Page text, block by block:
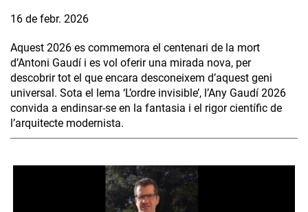
16 de febr. 2026
Aquest 2026 es commemora el centenari de la mort
d’Antoni Gaudí i es vol oferir una mirada nova, per
descobrir tot el que encara desconeixem d’aquest geni
universal. Sota el lema ‘L’ordre invisible’, l’Any Gaudí 2026
convida a endinsar-se en la fantasia i el rigor científic de
l’arquitecte modernista.